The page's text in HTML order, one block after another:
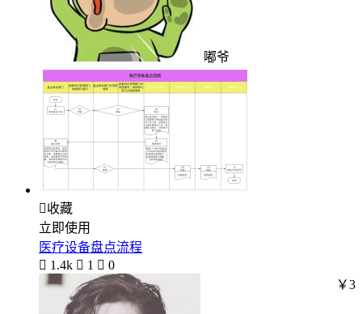
嘟爷
收藏
立即使用
医疗设备盘点流程
 1.4k  1  0
￥3